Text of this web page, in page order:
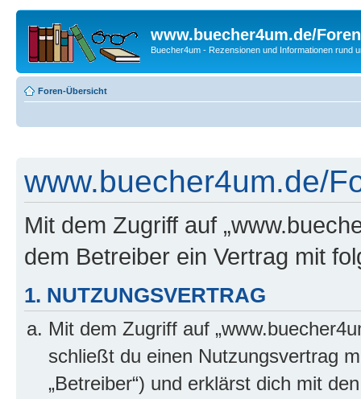
www.buecher4um.de/Foren
Buecher4um - Rezensionen und Informationen rund
Foren-Übersicht
www.buecher4um.de/
Mit dem Zugriff auf
dem Betreiber ein Vertrag mit
1. NUTZUNGSVERTRAG
Mit dem Zugriff auf
schließt du einen Nutzungsvertrag
„Betreiber“) und erklärst dich mit